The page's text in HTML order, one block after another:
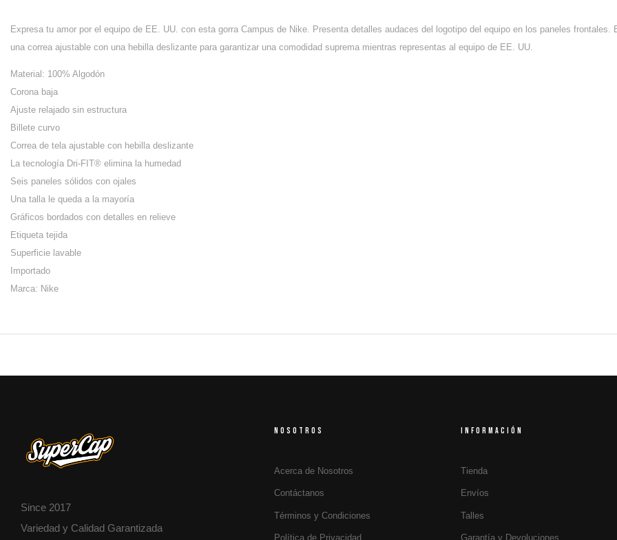
Expresa tu amor por el equipo de EE. UU. con esta gorra Campus de Nike. Presenta detalles audaces del logotipo del equipo en los paneles
una correa ajustable con una hebilla deslizante para garantizar una comodidad suprema mientras representas al equipo de EE. UU.
Material: 100% Algodón
Corona baja
Ajuste relajado sin estructura
Billete curvo
Correa de tela ajustable con hebilla deslizante
La tecnología Dri-FIT® elimina la humedad
Seis paneles sólidos con ojales
Una talla le queda a la mayoría
Gráficos bordados con detalles en relieve
Etiqueta tejida
Superficie lavable
Importado
Marca: Nike
Since 2017
Variedad y Calidad Garantizada
NOSOTROS
Acerca de Nosotros
Contáctanos
Términos y Condiciones
Política de Privacidad
INFORMACIÓN
Tienda
Envíos
Talles
Garantía y Devoluciones